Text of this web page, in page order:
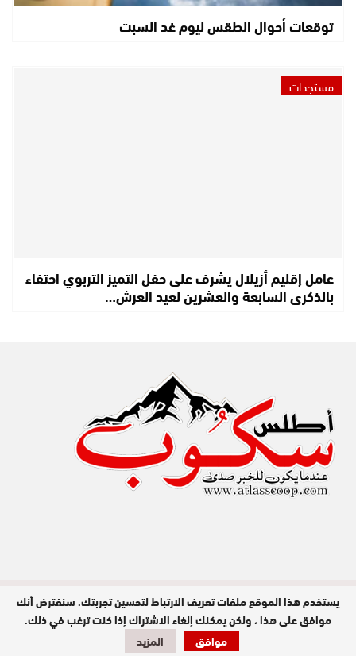
توقعات أحوال الطقس ليوم غد السبت
مستجدات
عامل إقليم أزيلال يشرف على حفل التميز التربوي احتفاء
بالذكرى السابعة والعشرين لعيد العرش…
مدير النشر : عبد الله عزي / جميع الحقوق
محفوظة © 2026
تصميم وبرمجة
يستخدم هذا الموقع ملفات تعريف الارتباط لتحسين تجربتك. سنفترض أنك
موافق على هذا ، ولكن يمكنك إلغاء الاشتراك إذا كنت ترغب في ذلك.
موافق
المزيد